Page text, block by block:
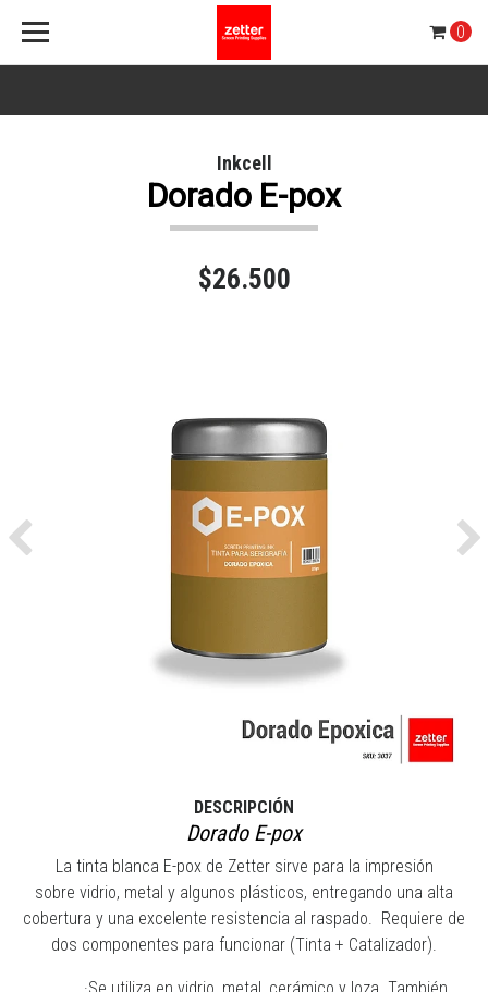
0
Inkcell
Dorado E-pox
$26.500
Previous
DESCRIPCIÓN
Dorado E-pox
La tinta blanca E-pox de Zetter sirve para la impresión
sobre vidrio, metal y algunos plásticos, entregando una alta
cobertura y una excelente resistencia al raspado. Requiere de
dos componentes para funcionar (Tinta + Catalizador).